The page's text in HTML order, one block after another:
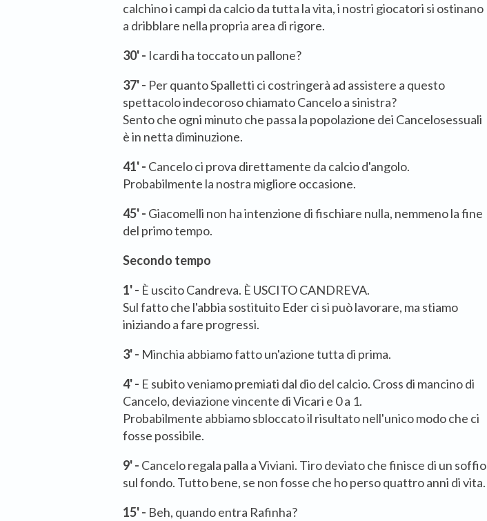
calchino i campi da calcio da tutta la vita, i nostri giocatori si ostinano
a dribblare nella propria area di rigore.
30' - Icardi ha toccato un pallone?
37' - Per quanto Spalletti ci costringerà ad assistere a questo
spettacolo indecoroso chiamato Cancelo a sinistra?
Sento che ogni minuto che passa la popolazione dei Cancelosessuali
è in netta diminuzione.
41' - Cancelo ci prova direttamente da calcio d'angolo.
Probabilmente la nostra migliore occasione.
45' - Giacomelli non ha intenzione di fischiare nulla, nemmeno la fine
del primo tempo.
Secondo tempo
1' - È uscito Candreva. È USCITO CANDREVA.
Sul fatto che l'abbia sostituito Eder ci si può lavorare, ma stiamo
iniziando a fare progressi.
3' - Minchia abbiamo fatto un'azione tutta di prima.
4' - E subito veniamo premiati dal dio del calcio. Cross di mancino di
Cancelo, deviazione vincente di Vicari e 0 a 1.
Probabilmente abbiamo sbloccato il risultato nell'unico modo che ci
fosse possibile.
9' - Cancelo regala palla a Viviani. Tiro deviato che finisce di un soffio
sul fondo. Tutto bene, se non fosse che ho perso quattro anni di vita.
15' - Beh, quando entra Rafinha?